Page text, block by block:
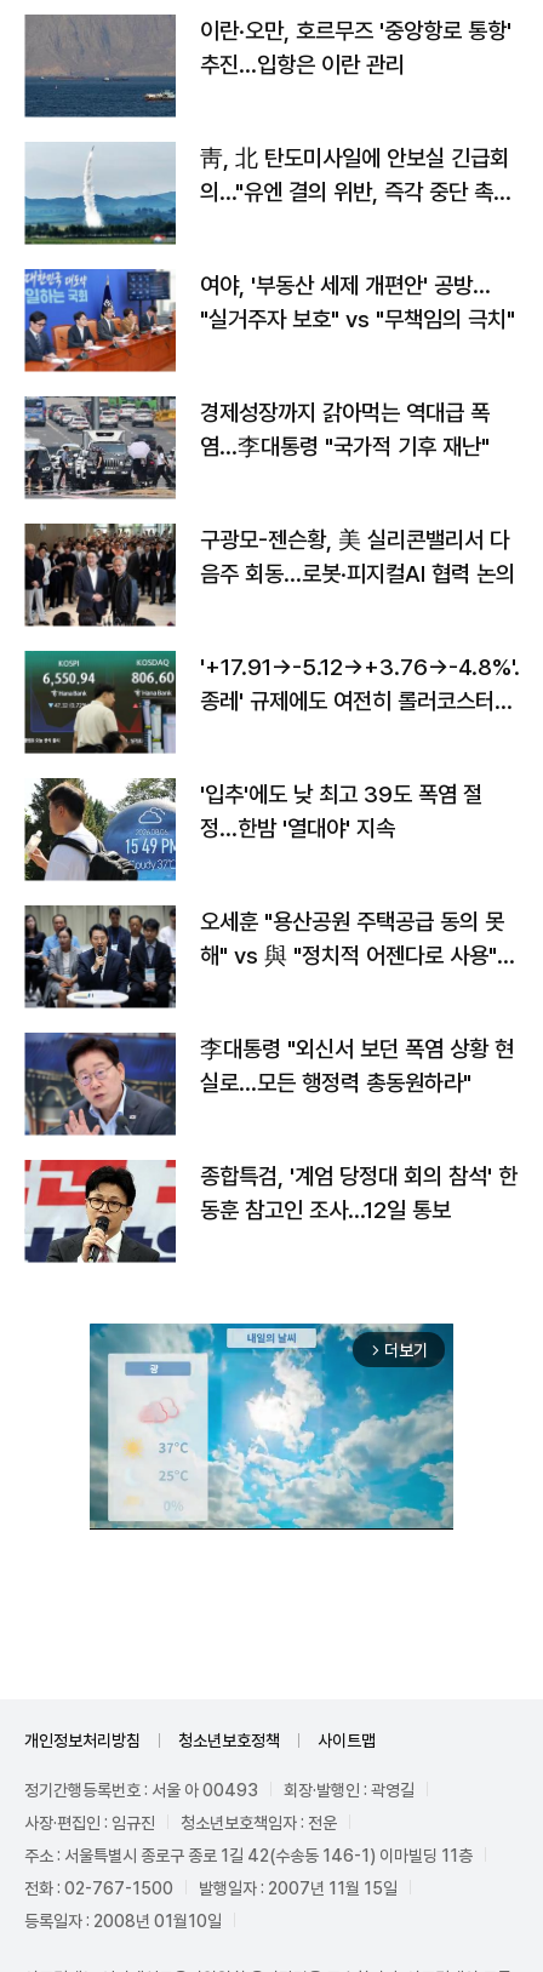
이란·오만, 호르무즈 '중앙항로 통항'
추진…입항은 이란 관리
靑, 北 탄도미사일에 안보실 긴급회
의…"유엔 결의 위반, 즉각 중단 촉
여야, '부동산 세제 개편안' 공방…
"실거주자 보호" vs "무책임의 극치"
경제성장까지 갉아먹는 역대급 폭
염…李대통령 "국가적 기후 재난"
구광모-젠슨황, 美 실리콘밸리서 다
음주 회동…로봇·피지컬AI 협력 논의
'+17.91→-5.12→+3.76→-4.8%'…'
종레' 규제에도 여전히 롤러코스터
'입추'에도 낮 최고 39도 폭염 절
정…한밤 '열대야' 지속
오세훈 "용산공원 주택공급 동의 못
해" vs 與 "정치적 어젠다로 사용"
李대통령 "외신서 보던 폭염 상황 현
실로…모든 행정력 총동원하라"
종합특검, '계엄 당정대 회의 참석' 한
동훈 참고인 조사...12일 통보
arrow_forward_ios 더보기
개인정보처리방침 청소년보호정책 사이트맵
정기간행등록번호 : 서울 아 00493
회장·발행인 : 곽영길
사장·편집인 : 임규진
청소년보호책임자 : 전운
주소 : 서울특별시 종로구 종로 1길 42(수송동 146-1) 이마빌딩 11층
전화 : 02-767-1500
발행일자 : 2007년 11월 15일
등록일자 : 2008년 01월10일